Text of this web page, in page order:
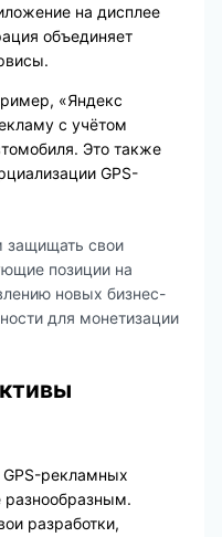
на дисплее
объединяет
«Яндекс
с учётом
Это также
GPS-
защищать свои
позиции на
новых бизнес-
для монетизации
GPS-рекламных
разнообразным.
разработки,